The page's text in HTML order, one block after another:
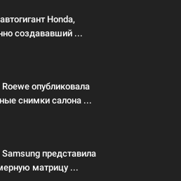
Honda,
создававший ...
опубликовала
снимки салона ...
представила
матрицу ...